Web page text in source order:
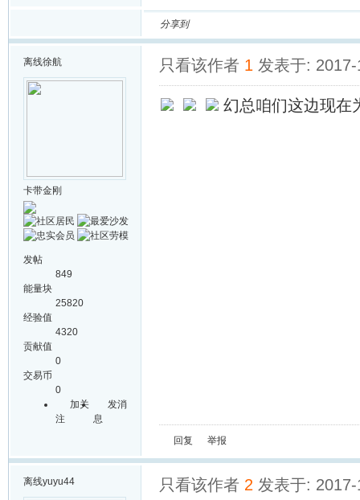
分享到
离线徐航
卡带金刚
发帖
849
能量块
25820
经验值
4320
贡献值
0
交易币
0
加关
注
发消
息
只看该作者 1 发表于:
幻总咱们这边现在
回复 举报
离线yuyu44 只看该作者 2 发表于: